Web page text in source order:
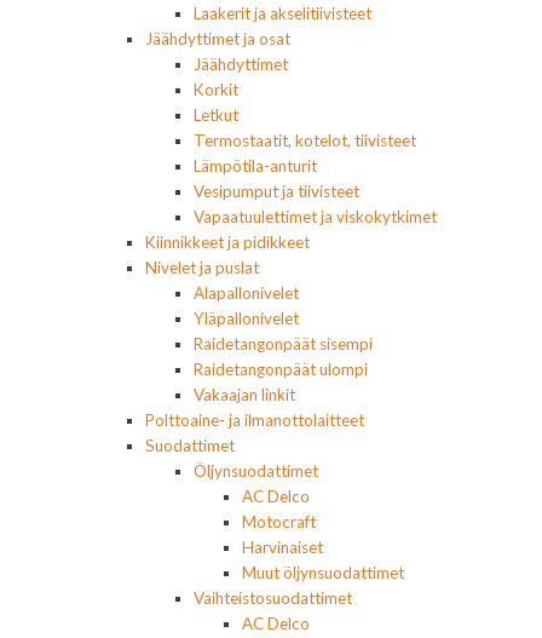
Laakerit ja akselitiivisteet
Jäähdyttimet ja osat
Jäähdyttimet
Korkit
Letkut
Termostaatit, kotelot, tiivisteet
Lämpötila-anturit
Vesipumput ja tiivisteet
Vapaatuulettimet ja viskokytkimet
Kiinnikkeet ja pidikkeet
Nivelet ja puslat
Alapallonivelet
Yläpallonivelet
Raidetangonpäät sisempi
Raidetangonpäät ulompi
Vakaajan linkit
Polttoaine- ja ilmanottolaitteet
Suodattimet
Öljynsuodattimet
AC Delco
Motocraft
Harvinaiset
Muut öljynsuodattimet
Vaihteistosuodattimet
AC Delco